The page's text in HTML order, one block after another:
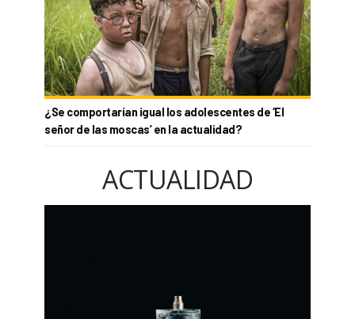
¿Se comportarían igual los adolescentes de ‘El
señor de las moscas’ en la actualidad?
ACTUALIDAD